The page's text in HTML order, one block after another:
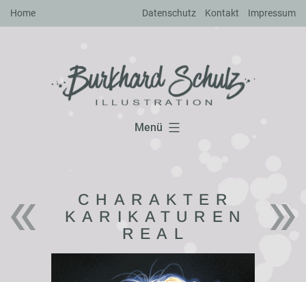
Zum
Home Datenschutz Kontakt Impressum
Menü
CHARAKTER
KARIKATUREN
REAL